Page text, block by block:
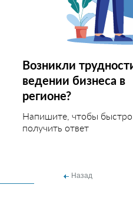
Возникли
ведении бизнеса в
регионе?
Напишите, чтобы быстро
получить ответ
Назад